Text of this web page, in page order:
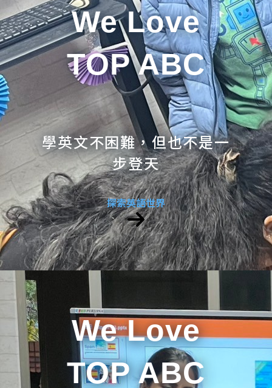
We Love
TOP ABC
學英文不困難，但也不是一
步登天
探索英語世界
We Love
TOP ABC